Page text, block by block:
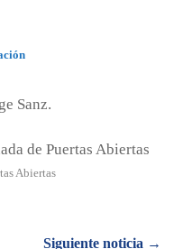
Sanz.
Abiertas
Siguiente noticia →